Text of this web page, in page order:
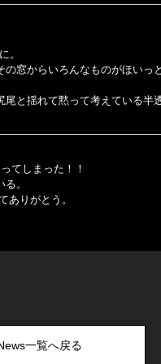
。
窓からいろんなものがほいっ
と揺れて黙って考えている半
てしまった！！
。
ありがとう。
一覧へ戻る